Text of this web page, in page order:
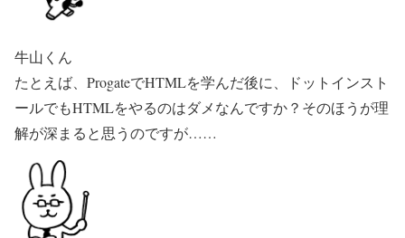
牛山くん
たとえば、ProgateでHTMLを学んだ後に、ドットインスト
ールでもHTMLをやるのはダメなんですか？そのほうが理
解が深まると思うのですが……